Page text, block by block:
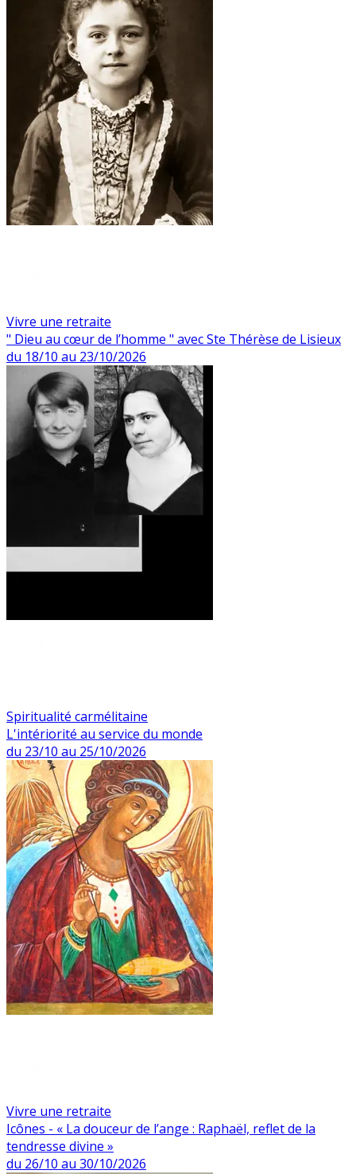
Vivre une retraite
" Dieu au cœur de l’homme " avec Ste Thérèse de Lisieux
du 18/10 au 23/10/2026
Spiritualité carmélitaine
L'intériorité au service du monde
du 23/10 au 25/10/2026
Vivre une retraite
Icônes - « La douceur de l’ange : Raphaël, reflet de la
tendresse divine »
du 26/10 au 30/10/2026